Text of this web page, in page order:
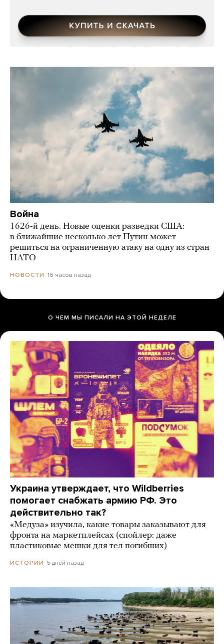
Война
1626-й день. Новые оценки разведки США:
в ближайшие несколько лет Путин может
решиться на ограниченную атаку на одну из стран
НАТО
НОВОСТИ 16 часов назад
О ЧЕМ МЫ ПИСАЛИ НА ЭТОЙ НЕДЕЛЕ
Украина утверждает, что Wildberries
помогает снабжать армию РФ. Это
действительно так?
«Медуза» изучила, какие товары заказывают для
фронта на маркетплейсах (спойлер: даже
пластиковые мешки для тел погибших)
ИСТОРИИ 5 дней назад